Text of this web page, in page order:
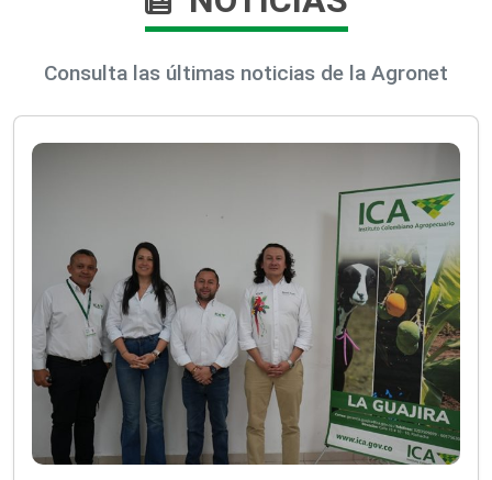
Consulta las últimas noticias de la Agronet